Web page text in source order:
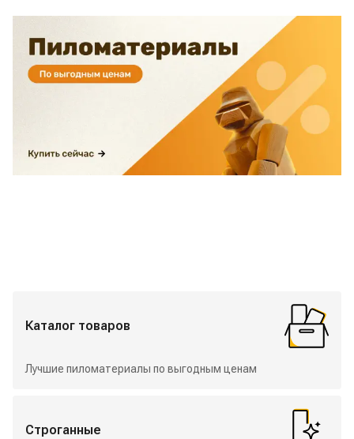
Каталог товаров
Лучшие пиломатериалы по выгодным ценам
Строганные